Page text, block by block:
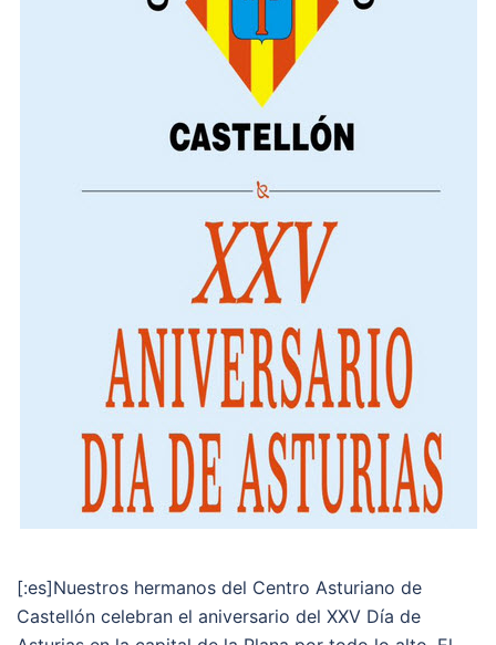
[:es]Nuestros hermanos del Centro Asturiano de
Castellón celebran el aniversario del XXV Día de